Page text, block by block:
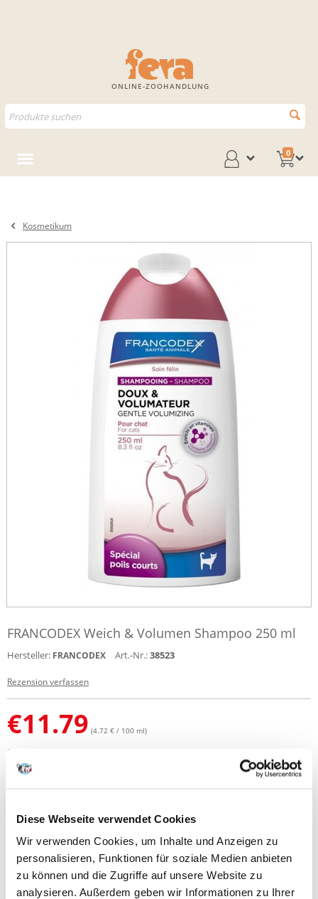
Diese Webseite verwendet Cookies
Wir verwenden Cookies, um Inhalte und Anzeigen zu
personalisieren, Funktionen für soziale Medien anbieten
zu können und die Zugriffe auf unsere Website zu
analysieren. Außerdem geben wir Informationen zu Ihrer
ONLINE-ZOOHANDLUNG
0
Kosmetikum
FRANCODEX Weich & Volumen Shampoo 250 ml
Hersteller: FRANCODEX Art.-Nr.:38523
Rezension verfassen
€11.79 (4.72 € / 100 ml)
SENDEN IN 72 STUNDEN
Weich & Volumen Shampoo 250 ml
Hypoallergen weich & Volumen